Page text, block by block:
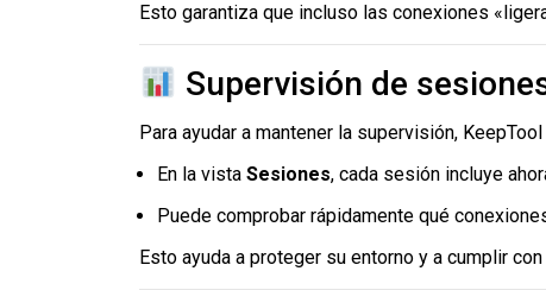
Esto garantiza que incluso las conexiones
Supervisión de
Para ayudar a mantener la supervisión,
En la vista Sesiones, cada sesión incluye
Puede comprobar rápidamente qué
Esto ayuda a proteger su entorno y a cumplir